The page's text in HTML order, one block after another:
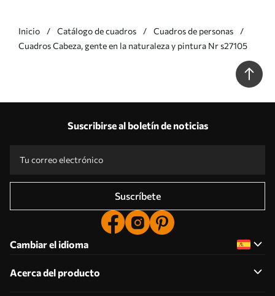
Inicio Catálogo de cuadros
Cuadros de personas
Cuadros Cabeza, gente en la naturaleza y pintura Nr s27105
Suscribirse al boletín de noticias
Suscríbete
Cambiar el idioma
Acerca del producto